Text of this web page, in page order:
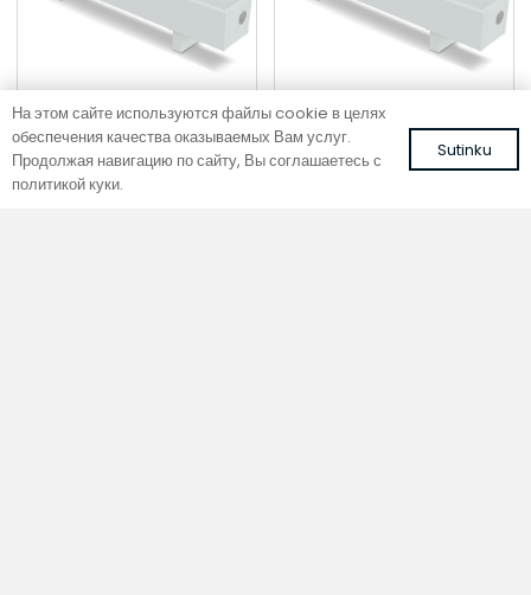
Напольный конвектор
На этом сайте используются файлы cookie в целях
обеспечения качества оказываемых Вам услуг.
Продолжая навигацию по сайту, Вы соглашаетесь с
политикой куки.
Sutinku